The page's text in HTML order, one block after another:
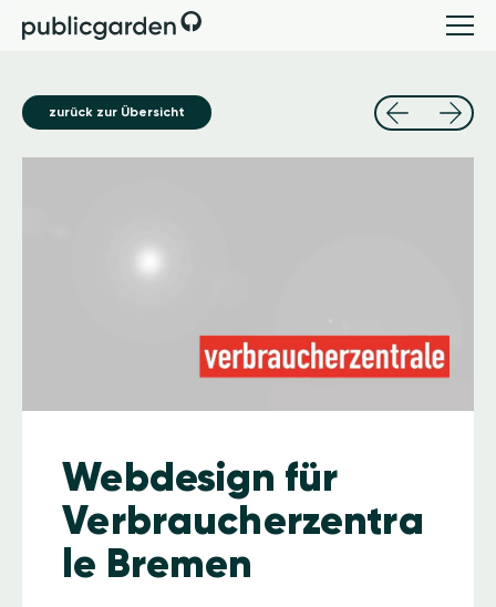
zurück zur Übersicht
Webdesign für
Verbraucherzentra
le Bremen